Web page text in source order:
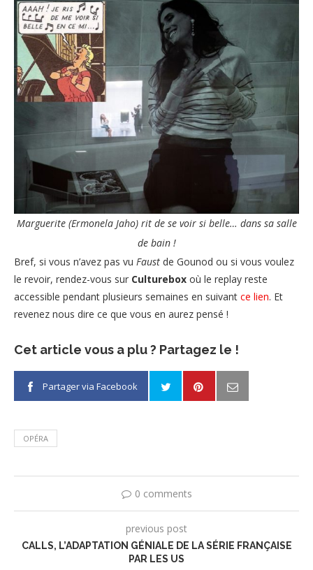
Marguerite (Ermonela Jaho) rit de se voir si belle… dans sa salle
de bain !
Bref, si vous n’avez pas vu Faust de Gounod ou si vous voulez
le revoir, rendez-vous sur Culturebox où le replay reste
accessible pendant plusieurs semaines en suivant ce lien. Et
revenez nous dire ce que vous en aurez pensé !
Cet article vous a plu ? Partagez le !
Partager via Facebook
OPÉRA
0 comments
previous post
CALLS, L’ADAPTATION GÉNIALE DE LA SÉRIE FRANÇAISE
PAR LES US